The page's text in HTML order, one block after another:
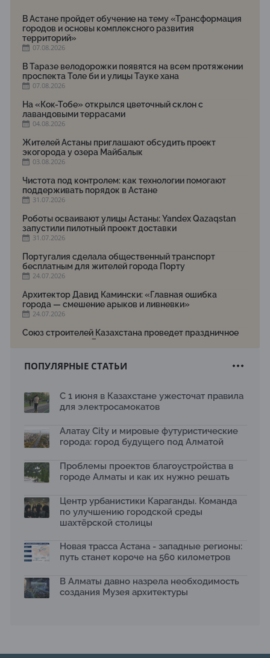
В Астане пройдет обучение на тему «Трансформация
городов и основы комплексного развития
территорий»
07.08.2026
В Таразе велодорожки появятся на всем протяжении
проспекта Толе би и улицы Тауке хана
07.08.2026
На «Кок-Тобе» открылся цветочный склон с
лавандовыми террасами
04.08.2026
Жителей Астаны приглашают обсудить проект
экогорода у озера Майбалык
03.08.2026
Чистота под контролем: как технологии помогают
поддерживать порядок в Астане
31.07.2026
Роботы осваивают улицы Астаны: Yandex Qazaqstan
запустили пилотный проект доставки
31.07.2026
Португалия сделала общественный транспорт
бесплатным для жителей города Порту
24.07.2026
Архитектор Давид Камински: «Главная ошибка
города — смешение арыков и ливневки»
24.07.2026
Союз строителей Казахстана проведет праздничное
мероприятие ко Дню строителя
Новый Строительный кодекс: что изменилось для
Бауыржана Байбахтиева
17.07.2026
рободоставки в Астане
15.07.2026
2026 принимает заявки до 31 июля
13.07.2026
темой новой выставки в «Целинном»
13.07.2026
Қазақстан»: воспитанники подарили вторую жизнь
отходам
08.07.2026
Ко Дню столицы в Нуре благоустроили шесть
общественных пространств
06.07.2026
ПОПУЛЯРНЫЕ СТАТЬИ
С 1 июня в Казахстане ужесточат правила
для электросамокатов
Алатау City и мировые футуристические
города: город будущего под Алматой
Проблемы проектов благоустройства в
городе Алматы и как их нужно решать
Центр урбанистики Караганды. Команда
по улучшению городской среды
шахтёрской столицы
Новая трасса Астана - западные регионы:
путь станет короче на 560 километров
В Алматы давно назрела необходимость
создания Музея архитектуры